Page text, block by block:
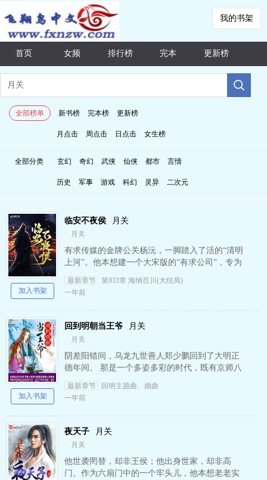
我的书架
首页 女频 排行榜 完本 更新榜
全部榜单 新书榜 完本榜 更新榜
月点击 周点击 日点击 女生榜
全部分类 玄幻 奇幻 武侠 仙侠 都市 言情
历史 军事 游戏 科幻 灵异 二次元
临安不夜侯 月关
月关
有求传媒的金牌公关杨沅，一脚踏入了活的“清明
上河”。他本想建一个大宋版的“有求公司”，专为
临安的名伶们排忧解难，却又阴差阳错，进入仕
途。 那么，相权…
最新章节
第933章 海纳百川(大结局)
一年前
加入书架
回到明朝当王爷 月关
月关
阴差阳错间，乌龙九世善人郑少鹏回到了大明正
德年间。 那是一个多姿多彩的时代，既有京师八
虎的邪恶，又有江南四大才子的风流，还有大儒
王阳明的心学，再加上…
最新章节
回明主题曲、插曲
一年前
加入书架
夜天子 月关
月关
他世袭罔替，却非王侯；他出身世家，却非高
门。作为六扇门中的一个牢头儿，他本想老老实